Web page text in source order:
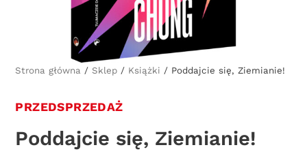
Strona główna / Sklep / Książki / Poddajcie się, Ziemianie!
PRZEDSPRZEDAŻ
Poddajcie się, Ziemianie!